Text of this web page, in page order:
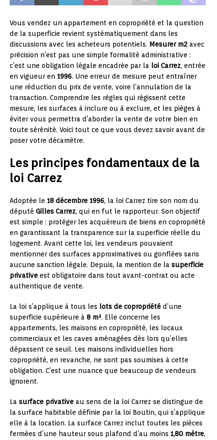
Vous vendez un appartement en copropriété et la question
de la superficie revient systématiquement dans les
discussions avec les acheteurs potentiels. Mesurer m2 avec
précision n’est pas une simple formalité administrative :
c’est une obligation légale encadrée par la loi Carrez, entrée
en vigueur en 1996. Une erreur de mesure peut entraîner
une réduction du prix de vente, voire l’annulation de la
transaction. Comprendre les règles qui régissent cette
mesure, les surfaces à inclure ou à exclure, et les pièges à
éviter vous permettra d’aborder la vente de votre bien en
toute sérénité. Voici tout ce que vous devez savoir avant de
poser votre décamètre.
Les principes fondamentaux de la
loi Carrez
Adoptée le 18 décembre 1996, la loi Carrez tire son nom du
député Gilles Carrez, qui en fut le rapporteur. Son objectif
est simple : protéger les acquéreurs de biens en copropriété
en garantissant la transparence sur la superficie réelle du
logement. Avant cette loi, les vendeurs pouvaient
mentionner des surfaces approximatives ou gonflées sans
aucune sanction légale. Depuis, la mention de la superficie
privative est obligatoire dans tout avant-contrat ou acte
authentique de vente.
La loi s’applique à tous les lots de copropriété d’une
superficie supérieure à 8 m². Elle concerne les
appartements, les maisons en copropriété, les locaux
commerciaux et les caves aménagées dès lors qu’elles
dépassent ce seuil. Les maisons individuelles hors
copropriété, en revanche, ne sont pas soumises à cette
obligation. C’est une nuance que beaucoup de vendeurs
ignorent.
La surface privative au sens de la loi Carrez se distingue de
la surface habitable définie par la loi Boutin, qui s’applique
elle à la location. La surface Carrez inclut toutes les pièces
fermées d’une hauteur sous plafond d’au moins 1,80 mètre,